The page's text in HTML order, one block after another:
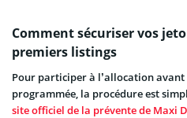
Comment sécuriser vos
premiers listings
Pour participer à l’allocation
programmée, la procédure est
site officiel de la prévente de Maxi